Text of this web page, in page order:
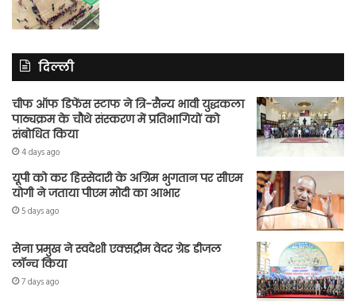
दिल्ली
चीफ ऑफ डिफेंस स्टाफ ने त्रि-सैन्य भावी युद्धकला
पाठ्यक्रम के चौथे संस्करण में प्रतिभागियों को
संबोधित किया
4 days ago
यूपी को कर हिस्सेदारी के अग्रिम भुगतान पर सीएम
योगी ने जताया पीएम मोदी का आभार
5 days ago
सेना प्रमुख ने स्वदेशी एक्सट्रीम वेदर ग्रेड डीजल
लॉन्च किया
7 days ago